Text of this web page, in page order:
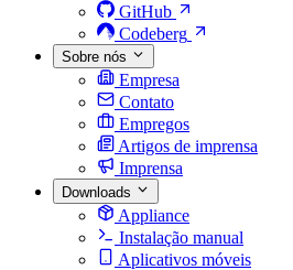
GitHub
Codeberg
Sobre nós
Empresa
Contato
Empregos
Artigos de imprensa
Imprensa
Downloads
Appliance
Instalação manual
Aplicativos móveis